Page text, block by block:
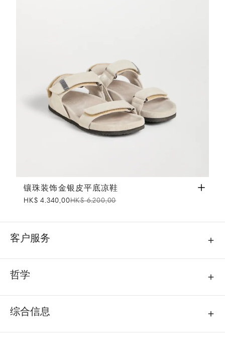
镶珠装饰金银皮平底凉鞋 米黄
镶珠装饰金银皮平底凉鞋
HK$ 4.340,00HK$ 6.200,00
客户服务
哲学
综合信息